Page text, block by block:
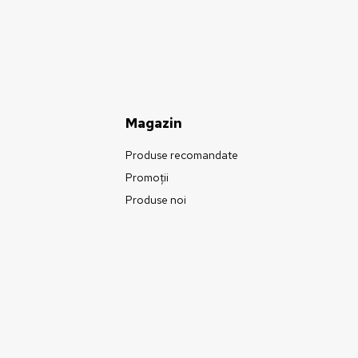
Magazin
Produse recomandate
Promoții
Produse noi